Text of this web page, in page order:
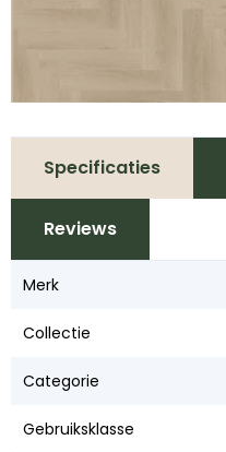
Specificaties
Reviews
Merk
Collectie
Categorie
Gebruiksklasse